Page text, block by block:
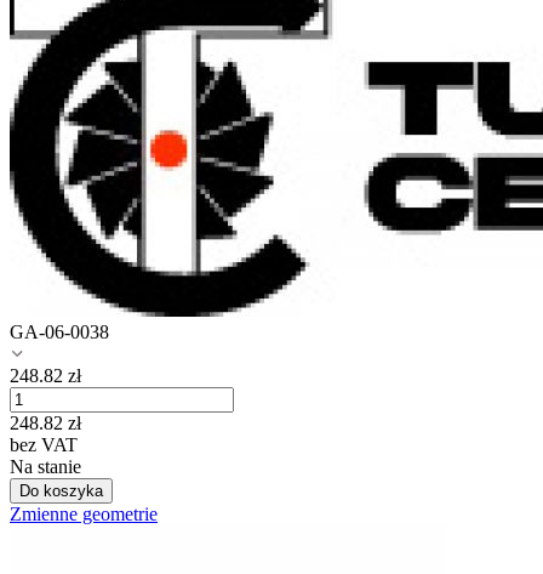
GA-06-0038
248.82 zł
248.82 zł
bez VAT
Na stanie
Do koszyka
Zmienne geometrie